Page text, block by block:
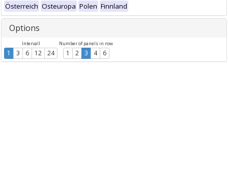
Österreich Osteuropa Polen Finnland
Options
Intervall
1 3 6 12 24
Number of panels in row
1 2 3 4 6